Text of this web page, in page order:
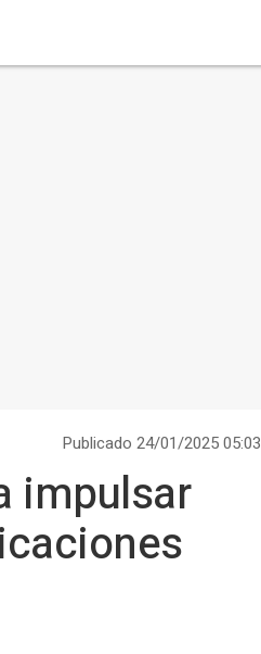
Publicado 24/01/2025 05:03
impulsar